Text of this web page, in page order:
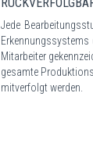
Jede
Mitarbeiter
gesamte
mitverfolgt werden.